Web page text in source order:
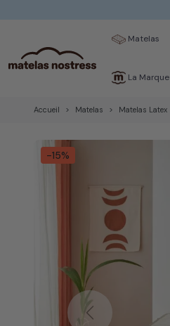
Matelas
La Marque
Accueil Matelas Matelas Latex
-15%
Previous